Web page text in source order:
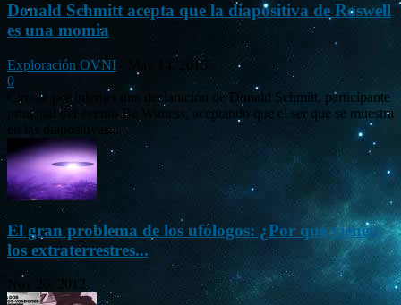
Donald Schmitt acepta que la diapositiva de Roswell
es una momia
Exploración OVNI
May 14, 2015
0
Circula por internet una declaración de Donald Schmitt, participante
principal del evento Be Witness, aceptando que el ser que se muestra
en las diapositivas...
El gran problema de los ufólogos: ¿Por qué vienen
los extraterrestres...
Nov 26, 2012